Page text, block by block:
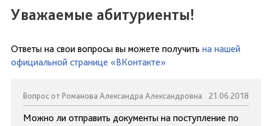
Уважаемые абитуриенты!
Ответы на свои вопросы вы можете получить на нашей
официальной странице «ВКонтакте»
Вопрос от Романова Александра Александровна 21.06.2018
Можно ли отправить документы на поступление по